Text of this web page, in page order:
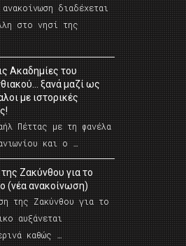
διαδέχεται
στο νησί της
Ακαδημίες του
ξανά μαζί ως
με ιστορικές
Πέττας με τη φανέλα
και ο …
της Ζακύνθου για το
(νέα ανακοίνωση)
της Ζακύνθου για το
αυξάνεται
καθώς …